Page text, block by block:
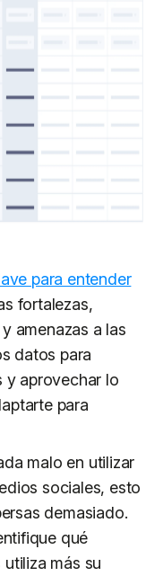
para entender
fortalezas,
amenazas a las
datos para
y aprovechar lo
para
malo en utilizar
sociales, esto
demasiado.
qué
más su